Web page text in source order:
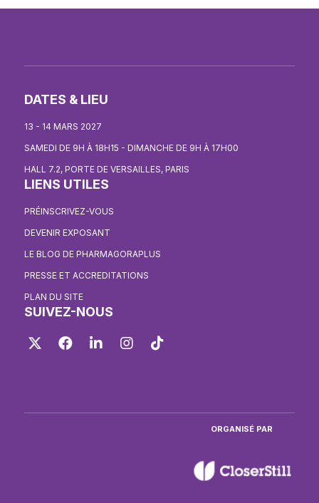
DATES & LIEU
13 - 14 MARS 2027
SAMEDI DE 9H À 18H15 - DIMANCHE DE 9H À 17H00
HALL 7.2, PORTE DE VERSAILLES, PARIS
LIENS UTILES
PRÉINSCRIVEZ-VOUS
DEVENIR EXPOSANT
LE BLOG DE PHARMAGORAPLUS
PRESSE ET ACCREDITATIONS
PLAN DU SITE
SUIVEZ-NOUS
Twitter FacebookLinkedIn Instagram
ORGANISÉ PAR